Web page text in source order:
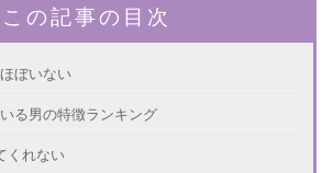
この記事の目次
ぼいない
る男の特徴ランキング
くれない